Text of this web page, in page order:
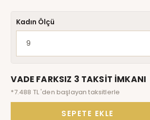
Kadın Ölçü
VADE FARKSIZ 3 TAKSİT İMKANI
*7.488 TL 'den başlayan taksitlerle
SEPETE EKLE